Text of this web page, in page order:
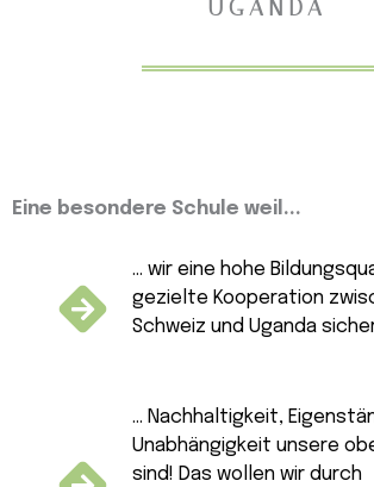
UGANDA
Eine besondere Schule weil...
... wir eine hohe
gezielte Kooperation
Schweiz und Uganda
... Nachhaltigkeit,
Unabhängigkeit unsere
sind! Das wollen wir durch